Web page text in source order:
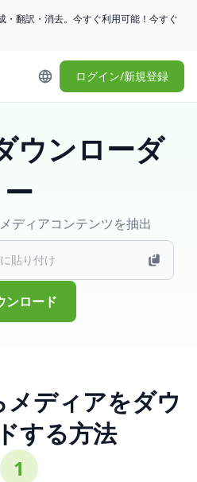
・翻訳・消去。今すぐ利用可能！今すぐ
ログイン/新規登録
ウンローダ
ー
ディアコンテンツを抽出
ンロード
ディアをダウ
する方法
1